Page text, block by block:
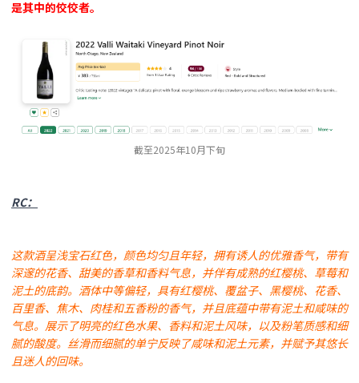
是其中的佼佼者。
截至2025年10月下旬
RC：
这款酒呈浅宝石红色，颜色均匀且年轻，拥有诱人的优雅香气，带有
深邃的花香、甜美的香草和香料气息，并伴有成熟的红樱桃、草莓和
泥土的底韵。酒体中等偏轻，具有红樱桃、覆盆子、黑樱桃、花香、
百里香、焦木、肉桂和五香粉的香气，并且底蕴中带有泥土和咸味的
气息。 展示了明亮的红色水果、香料和泥土风味，以及粉笔质感和细
腻的酸度。丝滑而细腻的单宁反映了咸味和泥土元素，并赋予其悠长
且迷人的回味。